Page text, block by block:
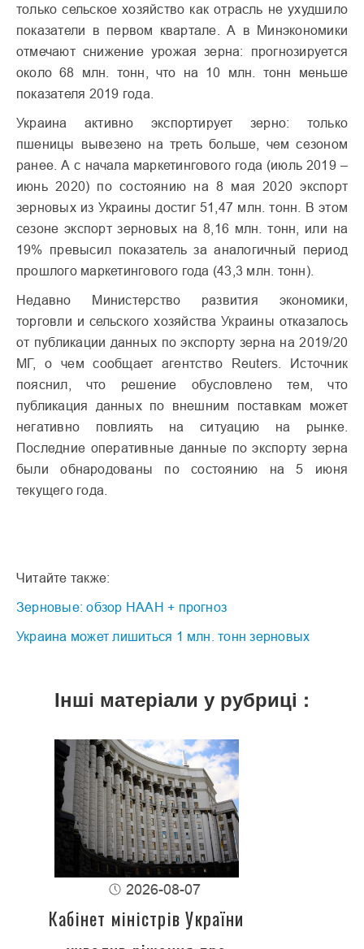
только сельское хозяйство как отрасль не ухудшило
показатели в первом квартале. А в Минэкономики
отмечают снижение урожая зерна: прогнозируется
около 68 млн. тонн, что на 10 млн. тонн меньше
показателя 2019 года.
Украина активно экспортирует зерно: только
пшеницы вывезено на треть больше, чем сезоном
ранее. А с начала маркетингового года (июль 2019 –
июнь 2020) по состоянию на 8 мая 2020 экспорт
зерновых из Украины достиг 51,47 млн. тонн. В этом
сезоне экспорт зерновых на 8,16 млн. тонн, или на
19% превысил показатель за аналогичный период
прошлого маркетингового года (43,3 млн. тонн).
Недавно Министерство развития экономики,
торговли и сельского хозяйства Украины отказалось
от публикации данных по экспорту зерна на 2019/20
МГ, о чем сообщает агентство Reuters. Источник
пояснил, что решение обусловлено тем, что
публикация данных по внешним поставкам может
негативно повлиять на ситуацию на рынке.
Последние оперативные данные по экспорту зерна
были обнародованы по состоянию на 5 июня
текущего года.
Читайте также:
Зерновые: обзор НААН + прогноз
Украина может лишиться 1 млн. тонн зерновых
Інші матеріали у рубриці :
2026-08-07
Кабінет міністрів України